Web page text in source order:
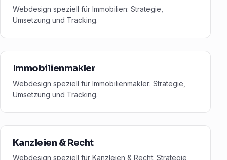
Webdesign speziell für Immobilien: Strategie,
Umsetzung und Tracking.
Immobilienmakler
Webdesign speziell für Immobilienmakler: Strategie,
Umsetzung und Tracking.
Kanzleien & Recht
Webdesign speziell für Kanzleien & Recht: Strategie,